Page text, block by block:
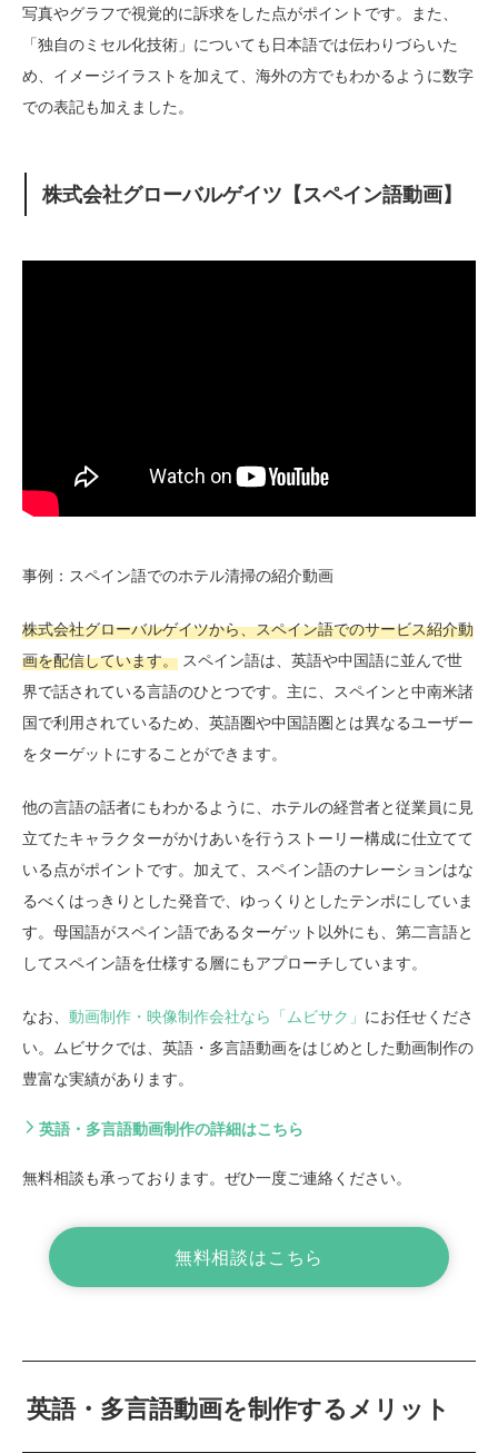
写真やグラフで視覚的に訴求をした点がポイントです。また、
「独自のミセル化技術」についても日本語では伝わりづらいた
め、イメージイラストを加えて、海外の方でもわかるように数字
での表記も加えました。
株式会社グローバルゲイツ【スペイン語動画】
事例：スペイン語でのホテル清掃の紹介動画
株式会社グローバルゲイツから、スペイン語でのサービス紹介動
画を配信しています。 スペイン語は、英語や中国語に並んで世
界で話されている言語のひとつです。主に、スペインと中南米諸
国で利用されているため、英語圏や中国語圏とは異なるユーザー
をターゲットにすることができます。
他の言語の話者にもわかるように、ホテルの経営者と従業員に見
立てたキャラクターがかけあいを行うストーリー構成に仕立てて
いる点がポイントです。加えて、スペイン語のナレーションはな
るべくはっきりとした発音で、ゆっくりとしたテンポにしていま
す。母国語がスペイン語であるターゲット以外にも、第二言語と
してスペイン語を仕様する層にもアプローチしています。
なお、 動画制作・映像制作会社なら「ムビサク」 にお任せくださ
い。ムビサクでは、英語・多言語動画をはじめとした動画制作の
豊富な実績があります。
英語・多言語動画制作の詳細はこちら
無料相談も承っております。ぜひ一度ご連絡ください。
無料相談はこちら
英語・多言語動画を制作するメリット